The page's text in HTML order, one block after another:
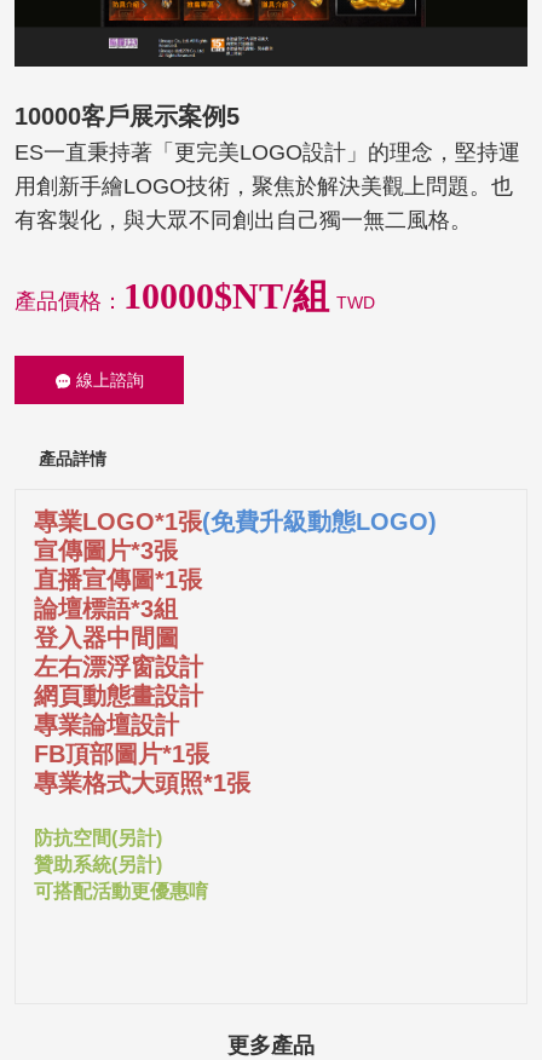
10000客戶展示案例5
ES一直秉持著「更完美LOGO設計」的理念，堅持運
用創新手繪LOGO技術，聚焦於解決美觀上問題。也
有客製化，與大眾不同創出自己獨一無二風格。
產品價格： 10000$NT/組 TWD
線上諮詢
產品詳情
專業LOGO*1張(免費升級動態LOGO)
宣傳圖片*3張
直播宣傳圖*1張
論壇標語*3組
登入器中間圖
左右漂浮窗設計
網頁動態畫設計
專業論壇設計
FB頂部圖片*1張
專業格式大頭照*1張
防抗空間(另計)
贊助系統(另計)
可搭配活動更優惠唷
更多產品